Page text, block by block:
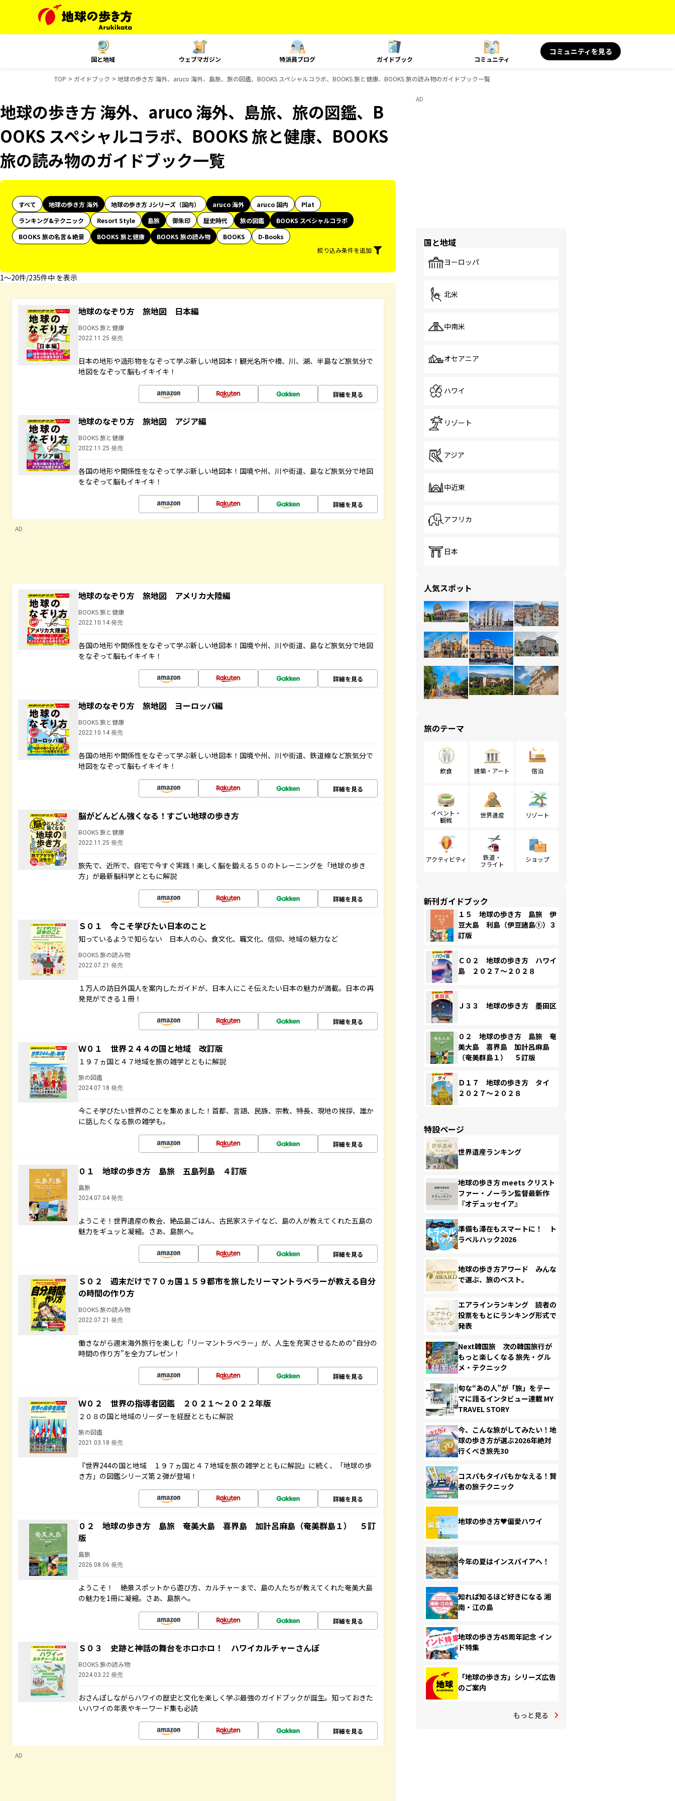
国と地域 ウェブマガジン 特派員ブログ ガイドブック コミュニティ
コミュニティを見る
TOP ガイドブック 地球の歩き方 海外、aruco 海外、島旅、旅の図鑑、BOOKS スペシャルコラボ、BOOKS 旅と健康、BOOKS 旅の読み物のガイドブック一覧
地球の歩き方 海外、aruco 海外、島旅、旅の図鑑、B
OOKS スペシャルコラボ、BOOKS 旅と健康、BOOKS
旅の読み物のガイドブック一覧
すべて 地球の歩き方 海外 地球の歩き方 Jシリーズ（国内） aruco 海外 aruco 国内
Plat
ランキング&テクニック
Resort Style 島旅 御朱印 歴史時代 旅の図鑑
BOOKS スペシャルコラボ
BOOKS 旅の名言＆絶景
BOOKS 旅と健康 BOOKS 旅の読み物 BOOKS
D-Books
絞り込み条件を追加
1〜20件/235件中 を表示
地球のなぞり方 旅地図 日本編
BOOKS 旅と健康
2022.11.25 発売
日本の地形や造形物をなぞって学ぶ新しい地図本！観光名所や橋、川、湖、半島など旅気分で
地図をなぞって脳もイキイキ！
詳細を見る
地球のなぞり方 旅地図 アジア編
BOOKS 旅と健康
2022.11.25 発売
各国の地形や関係性をなぞって学ぶ新しい地図本！国境や州、川や街道、島など旅気分で地図
をなぞって脳もイキイキ！
詳細を見る
AD
地球のなぞり方 旅地図 アメリカ大陸編
BOOKS 旅と健康
2022.10.14 発売
各国の地形や関係性をなぞって学ぶ新しい地図本！国境や州、川や街道、島など旅気分で地図
をなぞって脳もイキイキ！
詳細を見る
地球のなぞり方 旅地図 ヨーロッパ編
BOOKS 旅と健康
2022.10.14 発売
各国の地形や関係性をなぞって学ぶ新しい地図本！国境や州、川や街道、鉄道線など旅気分で
地図をなぞって脳もイキイキ！
詳細を見る
脳がどんどん強くなる！すごい地球の歩き方
BOOKS 旅と健康
2022.11.25 発売
旅先で、近所で、自宅で今すぐ実践！楽しく脳を鍛える５０のトレーニングを「地球の歩き
方」が最新脳科学とともに解説
詳細を見る
Ｓ０１ 今こそ学びたい日本のこと
知っているようで知らない 日本人の心、食文化、職文化、信仰、地域の魅力など
BOOKS 旅の読み物
2022.07.21 発売
１万人の訪日外国人を案内したガイドが、日本人にこそ伝えたい日本の魅力が満載。日本の再
発見ができる１冊！
詳細を見る
Ｗ０１ 世界２４４の国と地域 改訂版
１９７ヵ国と４７地域を旅の雑学とともに解説
旅の図鑑
2024.07.18 発売
今こそ学びたい世界のことを集めました！首都、言語、民族、宗教、特長、現地の挨拶、誰か
に話したくなる旅の雑学も。
詳細を見る
０１ 地球の歩き方 島旅 五島列島 ４訂版
島旅
2024.07.04 発売
ようこそ！世界遺産の教会、絶品島ごはん、古民家ステイなど、島の人が教えてくれた五島の
魅力をギュッと凝縮。さあ、島旅へ。
詳細を見る
Ｓ０２ 週末だけで７０ヵ国１５９都市を旅したリーマントラベラーが教える自分
の時間の作り方
BOOKS 旅の読み物
2022.07.21 発売
働きながら週末海外旅行を楽しむ「リーマントラベラー」が、人生を充実させるための“自分の
時間の作り方”を全力プレゼン！
詳細を見る
Ｗ０２ 世界の指導者図鑑 ２０２１～２０２２年版
２０８の国と地域のリーダーを経歴とともに解説
旅の図鑑
2021.03.18 発売
『世界244の国と地域 １９７ヵ国と４７地域を旅の雑学とともに解説』に続く、「地球の歩
き方」の図鑑シリーズ第２弾が登場！
詳細を見る
０２ 地球の歩き方 島旅 奄美大島 喜界島 加計呂麻島（奄美群島１） ５訂
版
島旅
2026.08.06 発売
ようこそ！ 絶景スポットから遊び方、カルチャーまで、島の人たちが教えてくれた奄美大島
の魅力を1冊に凝縮。さあ、島旅へ。
詳細を見る
Ｓ０３ 史跡と神話の舞台をホロホロ！ ハワイカルチャーさんぽ
BOOKS 旅の読み物
2024.03.22 発売
おさんぽしながらハワイの歴史と文化を楽しく学ぶ最強のガイドブックが誕生。知っておきた
いハワイの年表やキーワード集も必読
詳細を見る
AD
AD
国と地域
ヨーロッパ
北米
中南米
オセアニア
ハワイ
リゾート
アジア
中近東
アフリカ
日本
人気スポット
旅のテーマ
飲食 建築・アート 宿泊
イベント・
観戦
世界遺産 リゾート
アクティビティ
鉄道・
フライト
ショップ
新刊ガイドブック
１５ 地球の歩き方 島旅 伊
豆大島 利島（伊豆諸島①）３
訂版
Ｃ０２ 地球の歩き方 ハワイ
島 ２０２７～２０２８
Ｊ３３ 地球の歩き方 墨田区
０２ 地球の歩き方 島旅 奄
美大島 喜界島 加計呂麻島
（奄美群島１） ５訂版
Ｄ１７ 地球の歩き方 タイ
２０２７～２０２８
特設ページ
世界遺産ランキング
地球の歩き方 meets クリスト
ファー・ノーラン監督最新作
『オデュッセイア』
準備も滞在もスマートに！ ト
ラベルハック2026
地球の歩き方アワード みんな
で選ぶ、旅のベスト。
エアラインランキング 読者の
投票をもとにランキング形式で
発表
Next韓国旅 次の韓国旅行が
もっと楽しくなる 旅先・グル
メ・テクニック
旬な“あの人”が「旅」をテー
マに語るインタビュー連載 MY
TRAVEL STORY
今、こんな旅がしてみたい！地
球の歩き方が選ぶ2026年絶対
行くべき旅先30
コスパもタイパもかなえる！賢
者の旅テクニック
地球の歩き方♥偏愛ハワイ
今年の夏はインスパイアへ！
知れば知るほど好きになる 湘
南・江の島
地球の歩き方45周年記念 イン
ド特集
「地球の歩き方」シリーズ広告
のご案内
もっと見る